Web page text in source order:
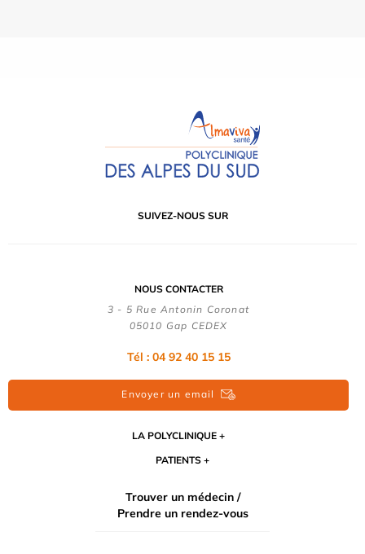
SUIVEZ-NOUS SUR
NOUS CONTACTER
3 - 5 Rue Antonin Coronat
05010 Gap CEDEX
Tél : 04 92 40 15 15
Envoyer un email
LA POLYCLINIQUE
PATIENTS
Trouver un médecin /
Prendre un rendez-vous